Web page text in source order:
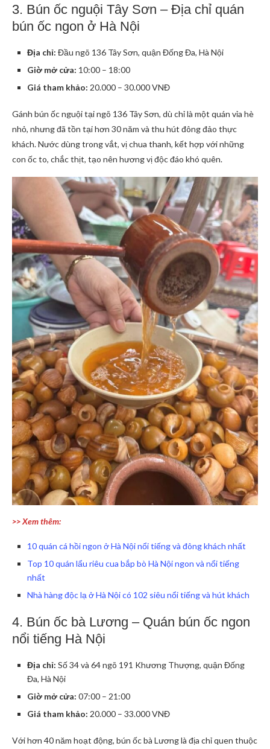
3. Bún ốc nguội Tây Sơn – Địa chỉ quán
bún ốc ngon ở Hà Nội
Địa chỉ: Đầu ngõ 136 Tây Sơn, quận Đống Đa, Hà Nội
Giờ mở cửa: 10:00 – 18:00
Giá tham khảo: 20.000 – 30.000 VNĐ
Gánh bún ốc nguội tại ngõ 136 Tây Sơn, dù chỉ là một quán vỉa hè
nhỏ, nhưng đã tồn tại hơn 30 năm và thu hút đông đảo thực
khách. Nước dùng trong vắt, vị chua thanh, kết hợp với những
con ốc to, chắc thịt, tạo nên hương vị độc đáo khó quên.
>> Xem thêm:
10 quán cá hồi ngon ở Hà Nội nổi tiếng và đông khách nhất
Top 10 quán lẩu riêu cua bắp bò Hà Nội ngon và nổi tiếng
nhất
Nhà hàng độc lạ ở Hà Nội có 102 siêu nổi tiếng và hút khách
4. Bún ốc bà Lương – Quán bún ốc ngon
nổi tiếng Hà Nội
Địa chỉ: Số 34 và 64 ngõ 191 Khương Thượng, quận Đống
Đa, Hà Nội
Giờ mở cửa: 07:00 – 21:00
Giá tham khảo: 20.000 – 33.000 VNĐ
Với hơn 40 năm hoạt động, bún ốc bà Lương là địa chỉ quen thuộc